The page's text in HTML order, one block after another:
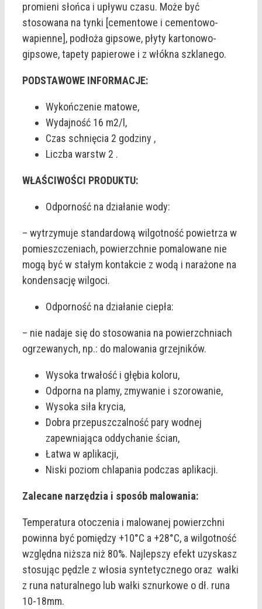
promieni słońca i upływu czasu. Może być
stosowana na tynki [cementowe i cementowo-
wapienne], podłoża gipsowe, płyty kartonowo-
gipsowe, tapety papierowe i z włókna szklanego.
PODSTAWOWE INFORMACJE:
Wykończenie matowe,
Wydajność 16 m2/l,
Czas schnięcia 2 godziny ,
Liczba warstw 2 .
WŁAŚCIWOŚCI PRODUKTU:
Odporność na działanie wody:
– wytrzymuje standardową wilgotność powietrza w
pomieszczeniach, powierzchnie pomalowane nie
mogą być w stałym kontakcie z wodą i narażone na
kondensację wilgoci.
Odporność na działanie ciepła:
– nie nadaje się do stosowania na powierzchniach
ogrzewanych, np.: do malowania grzejników.
Wysoka trwałość i głębia koloru,
Odporna na plamy, zmywanie i szorowanie,
Wysoka siła krycia,
Dobra przepuszczalność pary wodnej
zapewniająca oddychanie ścian,
Łatwa w aplikacji,
Niski poziom chlapania podczas aplikacji.
Zalecane narzędzia i sposób malowania:
Temperatura otoczenia i malowanej powierzchni
powinna być pomiędzy +10°C a +28°C, a wilgotność
względna niższa niż 80%. Najlepszy efekt uzyskasz
stosując pędzle z włosia syntetycznego oraz wałki
z runa naturalnego lub wałki sznurkowe o dł. runa
10-18mm.